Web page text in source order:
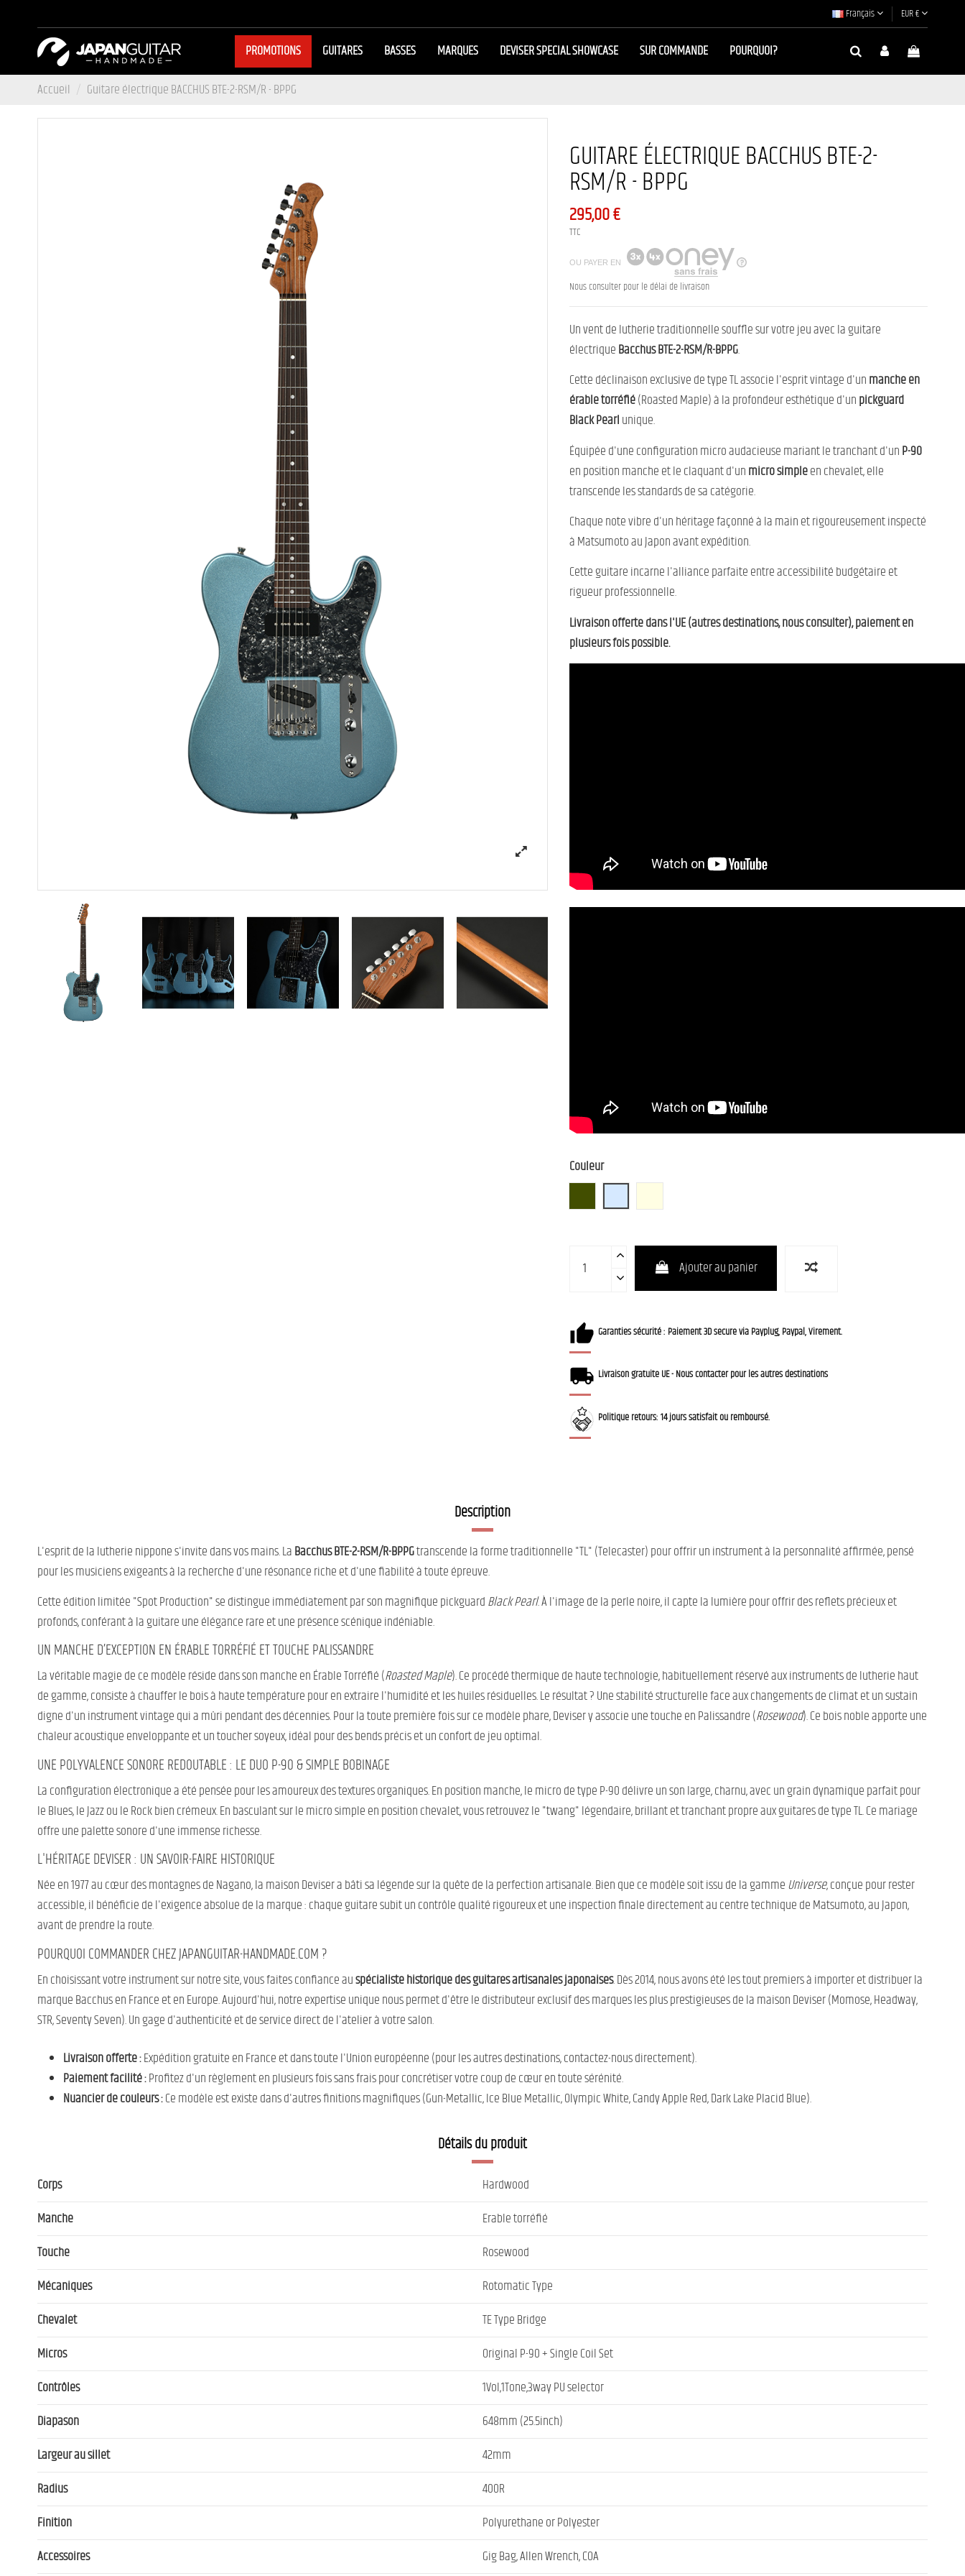
Français EUR €
PROMOTIONS GUITARES BASSES MARQUES DEVISER SPECIAL SHOWCASE SUR COMMANDE
POURQUOI?
Accueil
Guitare électrique BACCHUS BTE-2-RSM/R - BPPG
GUITARE ÉLECTRIQUE BACCHUS BTE-2-
RSM/R - BPPG
295,00 €
TTC
OU PAYER EN
Nous consulter pour le délai de livraison
Un vent de lutherie traditionnelle souffle sur votre jeu avec la guitare
électriqueBacchus BTE-2-RSM/R-BPPG.
Cette déclinaison exclusive de type TL associe l'esprit vintage d'unmanche en
érable torréfié(Roasted Maple) à la profondeur esthétique d'unpickguard
Black Pearlunique.
Équipée d'une configuration micro audacieuse mariant le tranchant d'unP-90
en position manche et le claquant d'unmicro simpleen chevalet, elle
transcende les standards de sa catégorie.
Chaque note vibre d'un héritage façonné à la main et rigoureusement inspecté
à Matsumoto au Japon avant expédition.
Cette guitare incarne l'alliance parfaite entre accessibilité budgétaire et
rigueur professionnelle.
Livraison offerte dans l'UE (autres destinations, nous consulter), paiement en
plusieurs fois possible.
Couleur
Ajouter au panier
Garanties sécurité : Paiement 3D secure via Payplug, Paypal, Virement.
Livraison gratuite UE - Nous contacter pour les autres destinations
Politique retours: 14 jours satisfait ou remboursé.
Description
L'esprit de la lutherie nippone s'invite dans vos mains. LaBacchus BTE-2-RSM/R-BPPGtranscende la forme traditionnelle "TL" (Telecaster) pour offrir un instrument à la personnalité affirmée, pensé
pour les musiciens exigeants à la recherche d'une résonance riche et d'une fiabilité à toute épreuve.
Cette édition limitée "Spot Production" se distingue immédiatement par son magnifique pickguardBlack Pearl. À l'image de la perle noire, il capte la lumière pour offrir des reflets précieux et
profonds, conférant à la guitare une élégance rare et une présence scénique indéniable.
UN MANCHE D’EXCEPTION EN ÉRABLE TORRÉFIÉ ET TOUCHE PALISSANDRE
La véritable magie de ce modèle réside dans son manche en Érable Torréfié (Roasted Maple). Ce procédé thermique de haute technologie, habituellement réservé aux instruments de lutherie haut
de gamme, consiste à chauffer le bois à haute température pour en extraire l'humidité et les huiles résiduelles. Le résultat ? Une stabilité structurelle face aux changements de climat et un sustain
digne d'un instrument vintage qui a mûri pendant des décennies. Pour la toute première fois sur ce modèle phare, Deviser y associe une touche en Palissandre (Rosewood). Ce bois noble apporte une
chaleur acoustique enveloppante et un toucher soyeux, idéal pour des bends précis et un confort de jeu optimal.
UNE POLYVALENCE SONORE REDOUTABLE : LE DUO P-90 & SIMPLE BOBINAGE
La configuration électronique a été pensée pour les amoureux des textures organiques. En position manche, le micro de type P-90 délivre un son large, charnu, avec un grain dynamique parfait pour
le Blues, le Jazz ou le Rock bien crémeux. En basculant sur le micro simple en position chevalet, vous retrouvez le "twang" légendaire, brillant et tranchant propre aux guitares de type TL. Ce mariage
offre une palette sonore d'une immense richesse.
L'HÉRITAGE DEVISER : UN SAVOIR-FAIRE HISTORIQUE
Née en 1977 au cœur des montagnes de Nagano, la maison Deviser a bâti sa légende sur la quête de la perfection artisanale. Bien que ce modèle soit issu de la gammeUniverse, conçue pour rester
accessible, il bénéficie de l'exigence absolue de la marque : chaque guitare subit un contrôle qualité rigoureux et une inspection finale directement au centre technique de Matsumoto, au Japon,
avant de prendre la route.
POURQUOI COMMANDER CHEZ JAPANGUITAR-HANDMADE.COM ?
En choisissant votre instrument sur notre site, vous faites confiance auspécialiste historique des guitares artisanales japonaises. Dès 2014, nous avons été les tout premiers à importer et distribuer la
marque Bacchus en France et en Europe. Aujourd'hui, notre expertise unique nous permet d'être le distributeur exclusif des marques les plus prestigieuses de la maison Deviser (Momose, Headway,
STR, Seventy Seven). Un gage d'authenticité et de service direct de l'atelier à votre salon.
Livraison offerte :Expédition gratuite en France et dans toute l'Union européenne (pour les autres destinations, contactez-nous directement).
Paiement facilité :Profitez d'un règlement en plusieurs fois sans frais pour concrétiser votre coup de cœur en toute sérénité.
Nuancier de couleurs :Ce modèle est existe dans d'autres finitions magnifiques (Gun-Metallic, Ice Blue Metallic, Olympic White, Candy Apple Red, Dark Lake Placid Blue).
Détails du produit
Corps
Hardwood
Manche
Erable torréfié
Touche
Rosewood
Mécaniques
Rotomatic Type
Chevalet
TE Type Bridge
Micros
Original P-90 + Single Coil Set
Contrôles
1Vol,1Tone,3way PU selector
Diapason
648mm (25.5inch)
Largeur au sillet
42mm
Radius
400R
Finition
Polyurethane or Polyester
Accessoires
Gig Bag, Allen Wrench, COA